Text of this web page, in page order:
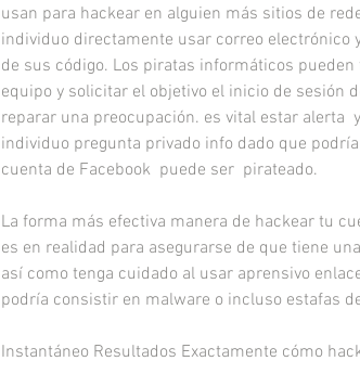
usan para hackear en alguien más sitios de
individuo directamente usar correo electrónico
de sus código. Los piratas informáticos
equipo y solicitar el objetivo el inicio de sesión
reparar una preocupación. es vital estar alerta
individuo pregunta privado info dado que
cuenta de Facebook  puede ser  pirateado.
La forma más efectiva manera de hackear tu
es en realidad para asegurarse de que tiene
así como tenga cuidado al usar aprensivo
podría consistir en malware o incluso estafas
Instantáneo Resultados Exactamente cómo